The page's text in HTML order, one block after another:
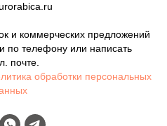
и коммерческих предложений
по телефону или написать
почте.
обработки персональных